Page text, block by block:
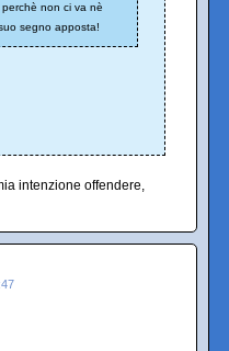
non ci va nè
segno apposta!
intenzione offendere,